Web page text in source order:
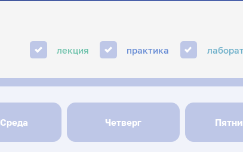
лекция практика
Среда Четверг